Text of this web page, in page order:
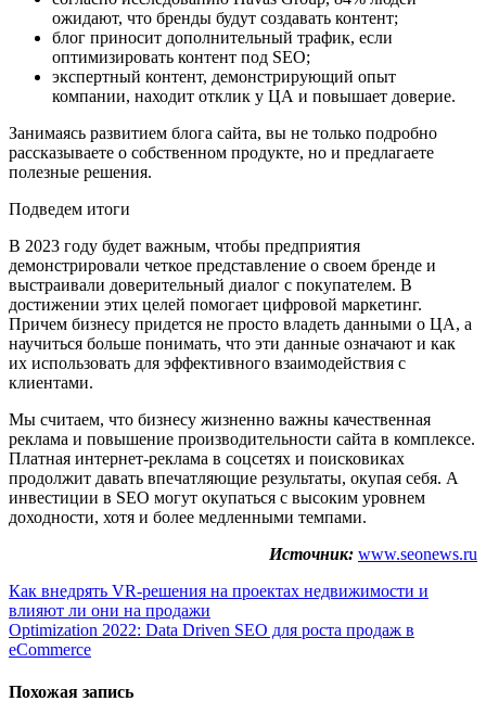
ожидают, что бренды будут создавать контент;
блог приносит дополнительный трафик, если
оптимизировать контент под SEO;
экспертный контент, демонстрирующий опыт
компании, находит отклик у ЦА и повышает доверие.
Занимаясь развитием блога сайта, вы не только подробно
рассказываете о собственном продукте, но и предлагаете
полезные решения.
Подведем итоги
В 2023 году будет важным, чтобы предприятия
демонстрировали четкое представление о своем бренде и
выстраивали доверительный диалог с покупателем. В
достижении этих целей помогает цифровой маркетинг.
Причем бизнесу придется не просто владеть данными о ЦА, а
научиться больше понимать, что эти данные означают и как
их использовать для эффективного взаимодействия с
клиентами.
Мы считаем, что бизнесу жизненно важны качественная
реклама и повышение производительности сайта в комплексе.
Платная интернет-реклама в соцсетях и поисковиках
продолжит давать впечатляющие результаты, окупая себя. А
инвестиции в SEO могут окупаться с высоким уровнем
доходности, хотя и более медленными темпами.
Источник: www.seonews.ru
Навигация
по
записям
Как внедрять VR-решения на проектах недвижимости и
влияют ли они на продажи
Optimization 2022: Data Driven SEO для роста продаж в
eCommerce
Похожая запись